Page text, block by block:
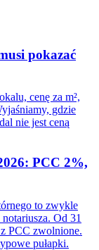
pokazać
cenę za m²,
gdzie
nie jest ceną
PCC 2%,
to zwykle
Od 31
PCC zwolnione.
pułapki.